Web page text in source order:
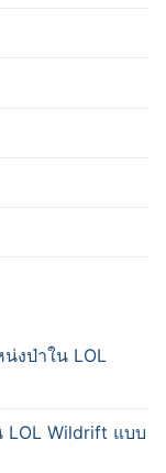
งป่าใน LOL
LOL Wildrift แบบ